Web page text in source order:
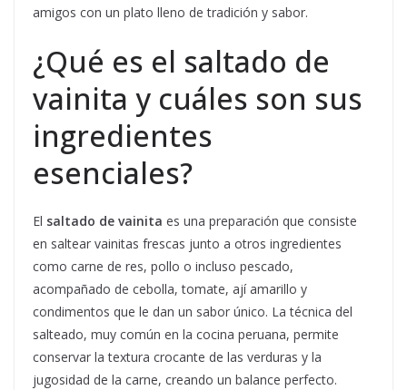
amigos con un plato lleno de tradición y sabor.
¿Qué es el saltado de
vainita y cuáles son sus
ingredientes
esenciales?
El saltado de vainita es una preparación que consiste
en saltear vainitas frescas junto a otros ingredientes
como carne de res, pollo o incluso pescado,
acompañado de cebolla, tomate, ají amarillo y
condimentos que le dan un sabor único. La técnica del
salteado, muy común en la cocina peruana, permite
conservar la textura crocante de las verduras y la
jugosidad de la carne, creando un balance perfecto.